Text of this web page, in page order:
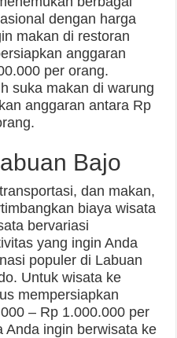
dengan harga
makan di restoran
anggaran
per orang.
suka makan di warung
anggaran antara Rp
Bajo
dan makan,
biaya wisata
bervariasi
yang ingin Anda
populer di Labuan
Untuk wisata ke
mempersiapkan
– Rp 1.000.000 per
Anda ingin berwisata ke